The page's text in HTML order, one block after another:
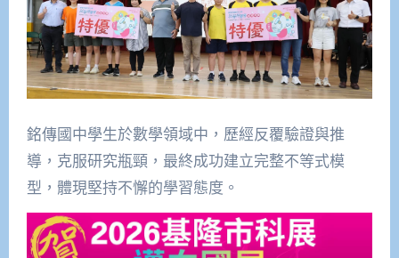
銘傳國中學生於數學領域中，歷經反覆驗證與推
導，克服研究瓶頸，最終成功建立完整不等式模
型，體現堅持不懈的學習態度。